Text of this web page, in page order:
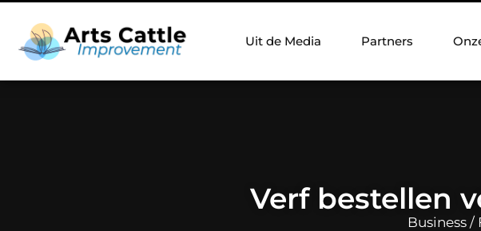
Uit de Media Partners
Verf bestellen
Business